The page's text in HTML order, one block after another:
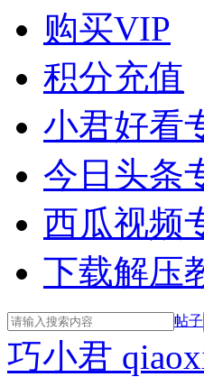
购买VIP
积分充值
小君好看
今日头条
西瓜视频
下载解压
帖子
巧小君